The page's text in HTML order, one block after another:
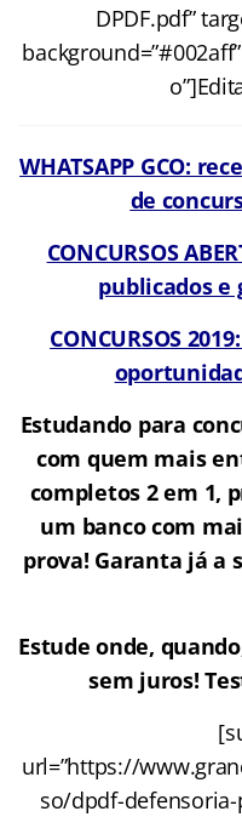
DPDF.pdf”
WHATSAPP GCO:
de
CONCURSOS
publicados e
CONCURSOS
Estudando para
com quem mais
completos 2 em 1,
um banco com
prova! Garanta já a
Estude onde,
sem juros!
url=”https://
so/dpdf-